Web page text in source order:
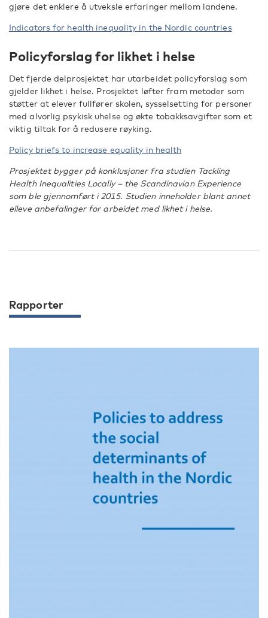
gjøre det enklere å utveksle erfaringer mellom landene.
Indicators for health inequality in the Nordic countries
Policyforslag for likhet i helse
Det fjerde delprosjektet har utarbeidet policyforslag som
gjelder likhet i helse. Prosjektet løfter fram metoder som
støtter at elever fullfører skolen, sysselsetting for personer
med alvorlig psykisk uhelse og økte tobakksavgifter som et
viktig tiltak for å redusere røyking.
Policy briefs to increase equality in health
Prosjektet bygger på konklusjoner fra studien Tackling
Health Inequalities Locally – the Scandinavian Experience
som ble gjennomført i 2015. Studien inneholder blant annet
elleve anbefalinger for arbeidet med likhet i helse.
Rapporter